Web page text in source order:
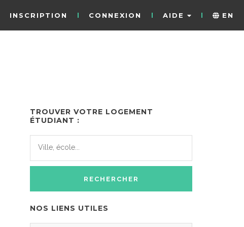
INSCRIPTION CONNEXION AIDE EN
TROUVER VOTRE LOGEMENT
ÉTUDIANT :
NOS LIENS UTILES